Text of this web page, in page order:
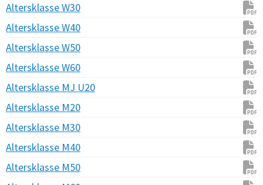
Altersklasse W30
Altersklasse W40
Altersklasse W50
Altersklasse W60
Altersklasse MJ U20
Altersklasse M20
Altersklasse M30
Altersklasse M40
Altersklasse M50